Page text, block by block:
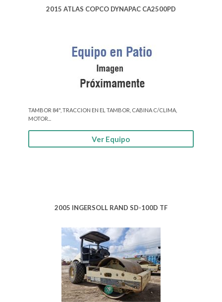
2015 ATLAS COPCO DYNAPAC CA2500PD
TAMBOR 84", TRACCION EN EL TAMBOR, CABINA C/CLIMA,
MOTOR...
Ver Equipo
2005 INGERSOLL RAND SD-100D TF